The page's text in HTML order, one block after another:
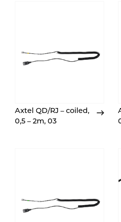
Axtel QD/RJ – coiled,
0,5 – 2m, 03